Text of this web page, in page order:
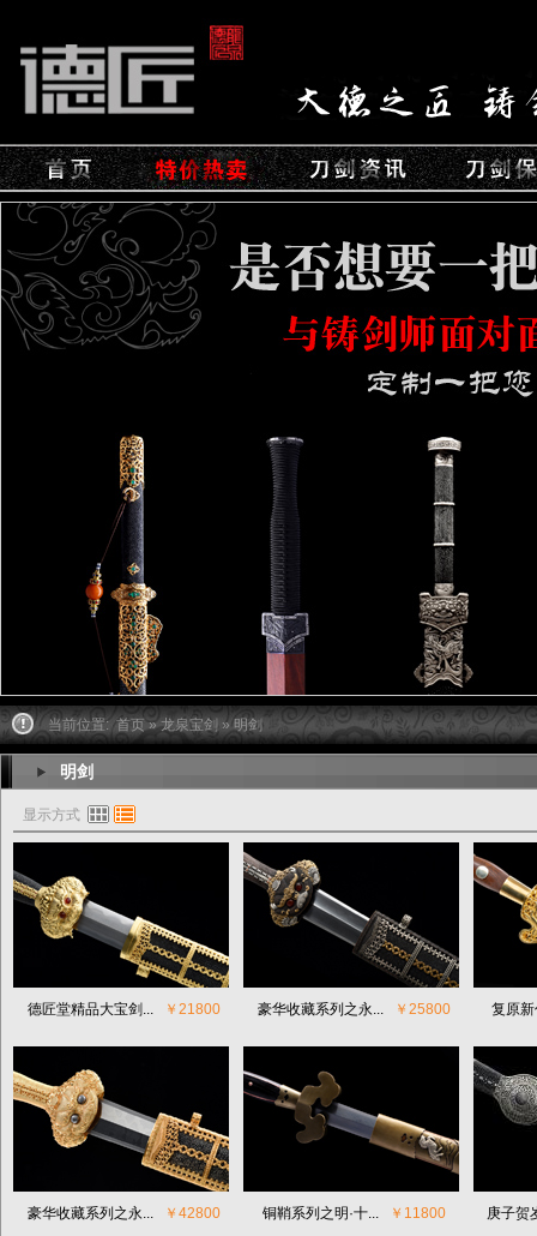
当前位置: 首页»龙泉宝剑 » 明剑
明剑
显示方式
德匠堂精品大宝剑... ￥21800 豪华收藏系列之永... ￥25800 复原
豪华收藏系列之永... ￥42800 铜鞘系列之明·十... ￥11800 庚子贺